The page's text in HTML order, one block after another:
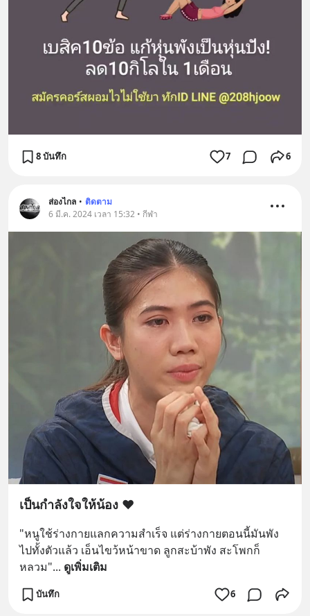
8 บันทึก 7 6
ส่องไกล • ติดตาม
6 มี.ค. 2024 เวลา 15:32 • กีฬา
เป็นกำลังใจให้น้อง ❤️
"หนูใช้ร่างกายแลกความสำเร็จ แต่ร่างกายตอนนี้มันพัง
ไปทั้งตัวแล้ว เอ็นไขว้หน้าขาด ลูกสะบ้าพัง สะโพกก็
หลวม"... ดูเพิ่มเติม
บันทึก 6